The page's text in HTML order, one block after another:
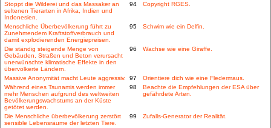
Stoppt die Wilderei und das Massaker an
seltenen Tierarten in Afrika, Indien und
Indonesien.
94 Copyright RGES.
Menschliche Überbevölkerung führt zu
Zunehmendem Kraftstoffverbrauch und
damit explodierenden Energiepreisen.
95 Schwim wie ein Delfin.
Die ständig steigende Menge von
Gebäuden, Straßen und Beton verursacht
unerwünschte klimatische Effekte in den
übervölkerte Ländern.
96 Wachse wie eine Giraffe.
Massive Anonymität macht Leute aggressiv. 97
Orientiere dich wie eine Fledermaus.
Während eines Tsunamis werden immer
mehr Menschen aufgrund des weltweiten
Bevölkerungswachstums an der Küste
getötet werden.
98
Beachte die Empfehlungen der ESA über
gefährdete Arten.
Die Menschliche überbevölkerung zerstört
sensible Lebensräume der letzten Tiere.
99 Zufalls-Generator der Realität.